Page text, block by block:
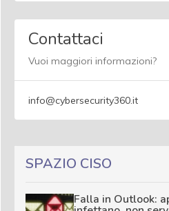
Contattaci
Vuoi maggiori informazioni?
info@cybersecurity360.it
SPAZIO CISO
Falla in Outlook: